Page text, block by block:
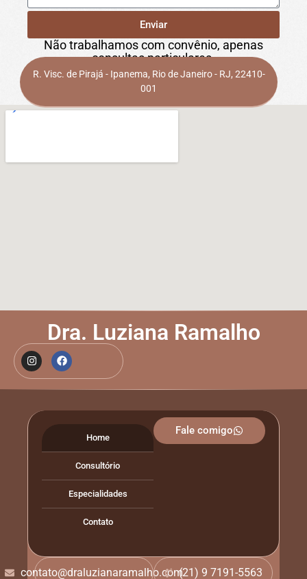
Enviar
Não trabalhamos com convênio, apenas
consultas particulares.
R. Visc. de Pirajá - Ipanema, Rio de Janeiro - RJ, 22410-
001
Dra. Luziana Ramalho
Home
Consultório
Especialidades
Contato
Fale comigo
contato@draluzianaramalho.com(21) 9 7191-5563